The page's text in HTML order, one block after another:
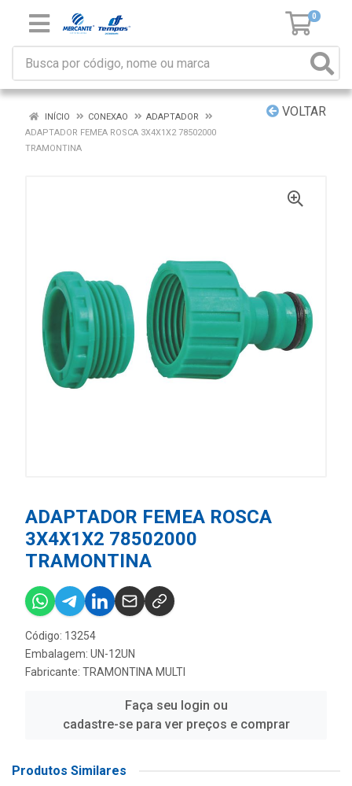
0
VOLTAR
INÍCIO CONEXAO
ADAPTADOR
ADAPTADOR FEMEA ROSCA 3X4X1X2 78502000
TRAMONTINA
ADAPTADOR FEMEA ROSCA
3X4X1X2 78502000
TRAMONTINA
Código: 13254
Embalagem: UN-12UN
Fabricante: TRAMONTINA MULTI
Faça seu login ou
cadastre-se para ver preços e comprar
Produtos Similares